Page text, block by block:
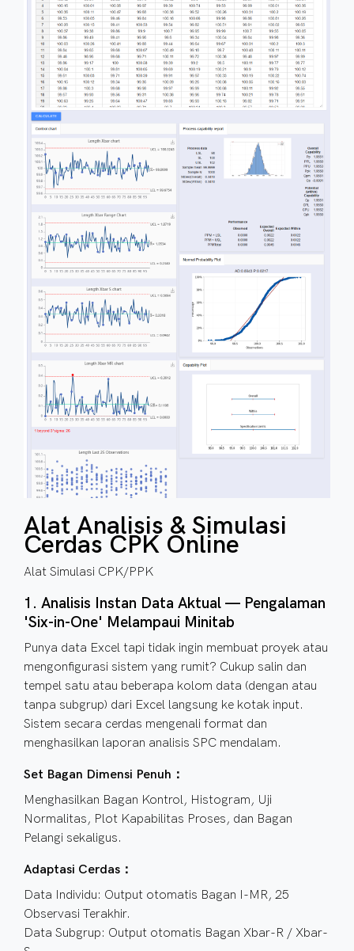
Alat Analisis & Simulasi
Cerdas CPK Online
Alat Simulasi CPK/PPK
1. Analisis Instan Data Aktual — Pengalaman
'Six-in-One' Melampaui Minitab
Punya data Excel tapi tidak ingin membuat proyek atau
mengonfigurasi sistem yang rumit? Cukup salin dan
tempel satu atau beberapa kolom data (dengan atau
tanpa subgrup) dari Excel langsung ke kotak input.
Sistem secara cerdas mengenali format dan
menghasilkan laporan analisis SPC mendalam.
Set Bagan Dimensi Penuh：
Menghasilkan Bagan Kontrol, Histogram, Uji
Normalitas, Plot Kapabilitas Proses, dan Bagan
Pelangi sekaligus.
Adaptasi Cerdas：
Data Individu: Output otomatis Bagan I-MR, 25
Observasi Terakhir.
Data Subgrup: Output otomatis Bagan Xbar-R / Xbar-